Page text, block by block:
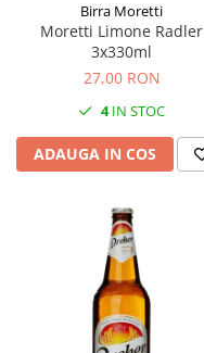
Birra Moretti
Moretti Limone Radler
3x330ml
27,00 RON
4IN STOC
ADAUGA IN COS